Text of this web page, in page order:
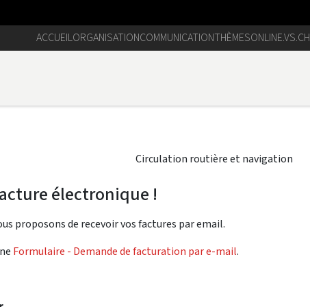
ACCUEILORGANISATIONCOMMUNICATIONTHÈMESONLINE.VS.CH
Circulation routière et navigation
électronique !
proposons de recevoir vos factures par email.
Formulaire - Demande de facturation par e-mail.